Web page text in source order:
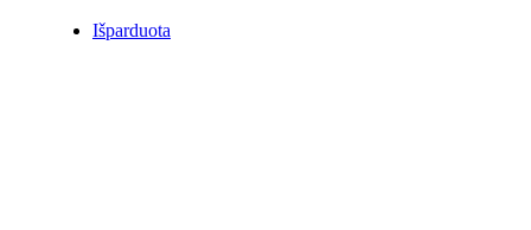
Išparduota